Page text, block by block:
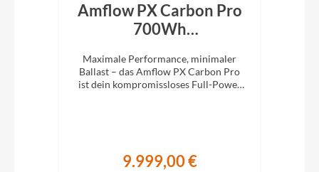
Amflow PX Carbon Pro
700Wh
Maximale Performance, minimaler
Ballast – das Amflow PX Carbon Pro
ist dein kompromissloses Full-Power
9.999,00 €